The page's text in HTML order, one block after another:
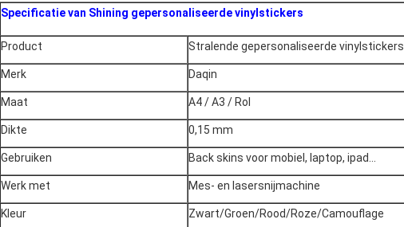
Specificatie van Shining gepersonaliseerde vinylstickers
Product Stralende gepersonaliseerde vinylstickers
Merk Daqin
Maat A4 / A3 / Rol
Dikte 0,15 mm
Gebruiken Back skins voor mobiel, laptop, ipad...
Werk met Mes- en lasersnijmachine
Kleur Zwart/Groen/Rood/Roze/Camouflage